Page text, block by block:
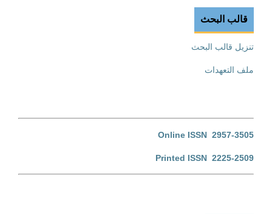
قالب البحث
تنزيل قالب البحث
ملف التعهدات
Online ISSN 2957-3505
Printed ISSN 2225-2509